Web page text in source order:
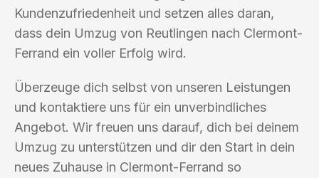
Kundenzufriedenheit und setzen alles daran,
dass dein Umzug von Reutlingen nach Clermont-
Ferrand ein voller Erfolg wird.
Überzeuge dich selbst von unseren Leistungen
und kontaktiere uns für ein unverbindliches
Angebot. Wir freuen uns darauf, dich bei deinem
Umzug zu unterstützen und dir den Start in dein
neues Zuhause in Clermont-Ferrand so